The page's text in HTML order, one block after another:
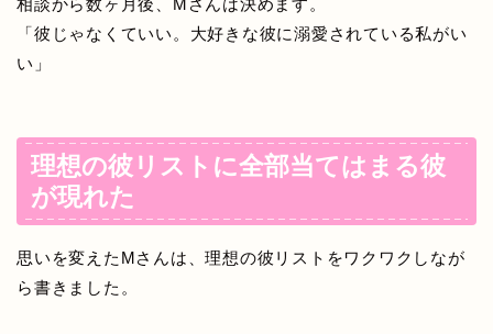
相談から数ヶ月後、Mさんは決めます。
「彼じゃなくていい。大好きな彼に溺愛されている私がい
い」
理想の彼リストに全部当てはまる彼
が現れた
思いを変えたMさんは、理想の彼リストをワクワクしなが
ら書きました。